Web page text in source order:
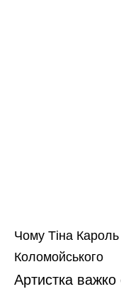
Чому Тіна
Коломойського
Артистка важко